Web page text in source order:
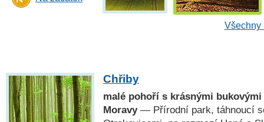
Všechny
Chřiby
malé pohoří s krásnými
Moravy— Přírodní park, táhnoucí